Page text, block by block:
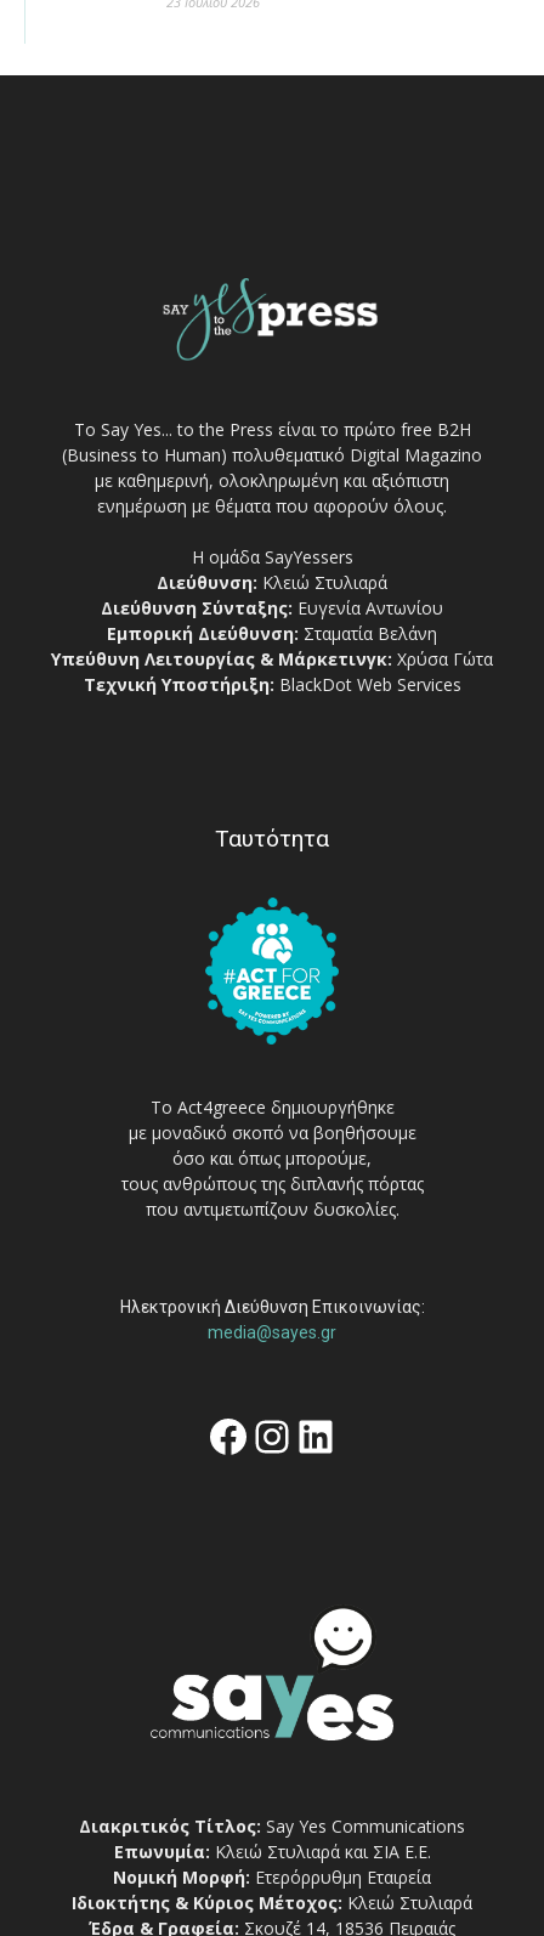
Το Say Yes... to the Press είναι το πρώτο free Β2Η
(Business to Human) πολυθεματικό Digital Magazino
με καθημερινή, ολοκληρωμένη και αξιόπιστη
ενημέρωση με θέματα που αφορούν όλους.
Η ομάδα SayYessers
Διεύθυνση: Κλειώ Στυλιαρά
Διεύθυνση Σύνταξης: Ευγενία Αντωνίου
Εμπορική Διεύθυνση: Σταματία Βελάνη
Υπεύθυνη Λειτουργίας & Μάρκετινγκ: Χρύσα Γώτα
Τεχνική Υποστήριξη: BlackDot Web Services
Ταυτότητα
Το Act4greece δημιουργήθηκε
με μοναδικό σκοπό να βοηθήσουμε
όσο και όπως μπορούμε,
τους ανθρώπους της διπλανής πόρτας
που αντιμετωπίζουν δυσκολίες.
Ηλεκτρονική Διεύθυνση Επικοινωνίας:
media@sayes.gr
Facebook
Instagram
Linkedin
Διακριτικός Τίτλος: Say Yes Communications
Επωνυμία: Κλειώ Στυλιαρά και ΣΙΑ Ε.Ε.
Νομική Μορφή: Ετερόρρυθμη Εταιρεία
Ιδιοκτήτης & Κύριος Μέτοχος: Κλειώ Στυλιαρά
Έδρα & Γραφεία: Σκουζέ 14, 18536 Πειραιάς